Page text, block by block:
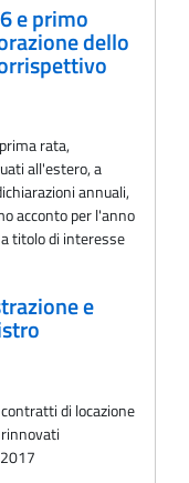
e primo
dello
rata,
all'estero, a
annuali,
acconto per l'anno
titolo di interesse
e
di locazione